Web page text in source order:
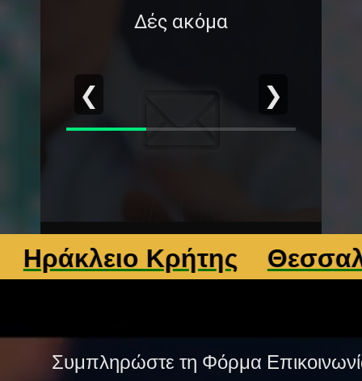
Δές ακόμα
❮ ❯
Κρήτης
Συμπληρώστε τη Φόρμα